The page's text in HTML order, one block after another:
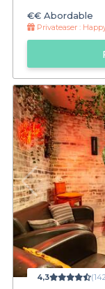
€€ Abordable
Privateaser :
4,3